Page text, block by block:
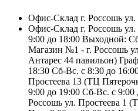
Офис-Склад г. Россошь
Офис-Склад г. Россошь
9:00 до 18:00 Выходной:
Магазин №1 - г. Россошь
Антарес 44 павильон)
18:30 Сб-Вс. с 8:30 до
Простеева 13 (ТЦ
9:00 до 19:00 Сб-Вс. с
Россошь ул. Простеева 1